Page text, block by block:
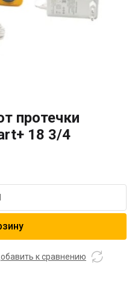
протечки
18 3/4
к сравнению